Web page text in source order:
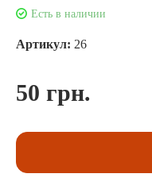
Есть в наличии
Артикул: 26
50 грн.